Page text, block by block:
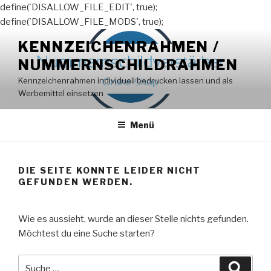
define('DISALLOW_FILE_EDIT', true);
define('DISALLOW_FILE_MODS', true);
Inhalt
springen
KENNZEICHENRAHMEN /
NUMMERNSCHILDRAHMEN
Kennzeichenrahmen individuell bedrucken lassen und als
Werbemittel einsetzen
Menü
DIE SEITE KONNTE LEIDER NICHT
GEFUNDEN WERDEN.
Wie es aussieht, wurde an dieser Stelle nichts gefunden.
Möchtest du eine Suche starten?